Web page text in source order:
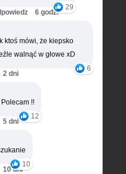
29
6 godz.
ktoś mówi, że kiepsko
walnąć w głowe xD
6
2 dni
!!
12
5 dni
10
10 dni